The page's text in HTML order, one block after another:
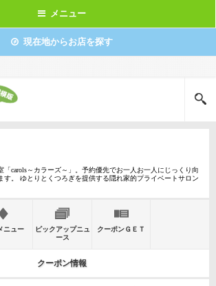
メニュー
現在地からお店を探す
「carols～カラーズ～」。予約優先でお一人お一人にじっくり向
す。 ゆとりとくつろぎを提供する隠れ家的プライベートサロン
ニュー
ピックアップニュ
ース
クーポンＧＥＴ
クーポン情報